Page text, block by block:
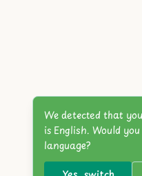
We detected that
is English. Would
language?